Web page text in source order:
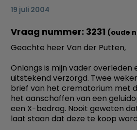
19 juli 2004
Vraag nummer: 3231 (oude
Geachte heer Van der Putten,
Onlangs is mijn vader
uitstekend verzorgd. Twee
brief van het crematorium met
het aanschaffen van een
een X-bedrag. Nooit geweten
laat staan dat deze te koop